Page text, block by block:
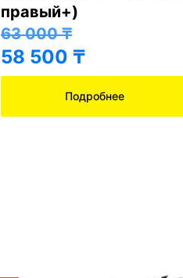
правый+)
63 000₸
58 500 ₸
Подробнее